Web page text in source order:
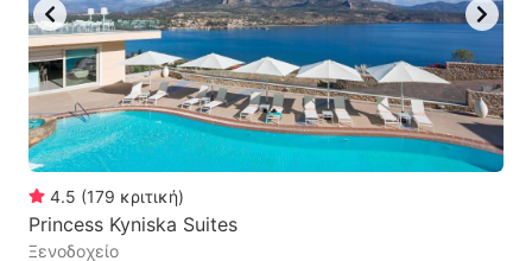
4.5 (179 κριτική)
Princess Kyniska Suites
Ξενοδοχείο